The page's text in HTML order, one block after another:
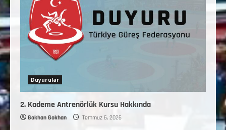
Duyurular
2. Kademe Antrenörlük Kursu Hakkında
Gokhan Gokhan Temmuz 6, 2026